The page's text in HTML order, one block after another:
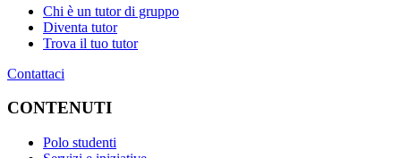
Chi è un tutor di gruppo
Diventa tutor
Trova il tuo tutor
Contattaci
CONTENUTI
Polo studenti